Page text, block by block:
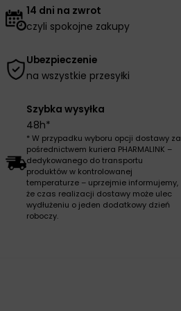
14 dni na zwrot
czyli spokojne zakupy
Ubezpieczenie
na wszystkie przesyłki
Szybka wysyłka
48h*
* W przypadku wyboru opcji dostawy za
pośrednictwem kuriera PHARMALINK –
dedykowanego do transportu
produktów w kontrolowanej
temperaturze – uprzejmie informujemy,
że czas realizacji dostawy może ulec
wydłużeniu o jeden dodatkowy dzień
roboczy.